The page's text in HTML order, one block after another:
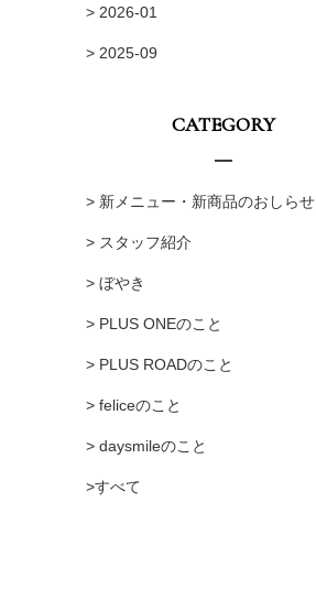
> 2026-01
> 2025-09
CATEGORY
> 新メニュー・新商品のおしらせ
> スタッフ紹介
> ぼやき
> PLUS ONEのこと
> PLUS ROADのこと
> feliceのこと
> daysmileのこと
>すべて